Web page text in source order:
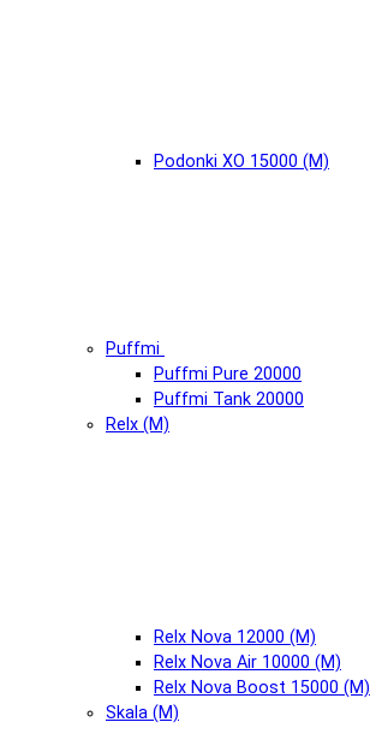
Podonki XO 15000 (М)
Puffmi
Puffmi Pure 20000
Puffmi Tank 20000
Relx (М)
Relx Nova 12000 (М)
Relx Nova Air 10000 (М)
Relx Nova Boost 15000 (М)
Skala (М)